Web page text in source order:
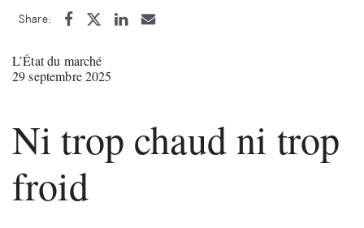
Share:
L’État du marché
29 septembre 2025
Ni trop chaud ni trop
froid